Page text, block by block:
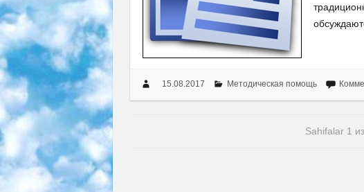
15.08.2017 Методическая помощь
Sahifalar 1